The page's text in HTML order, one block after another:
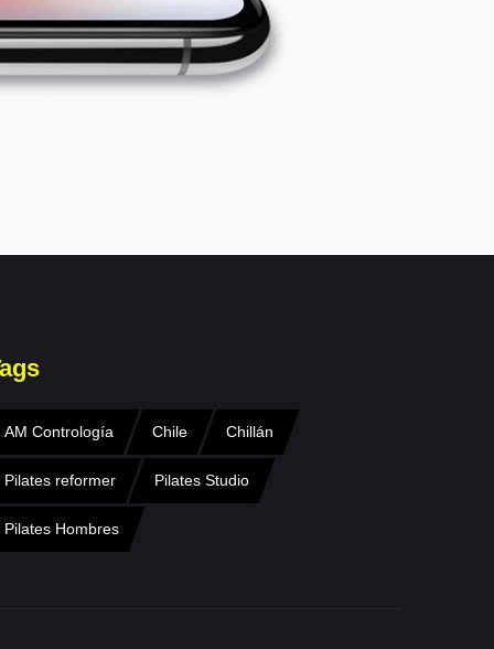
AM Contrología Chile Chillán
Pilates reformer Pilates Studio
Pilates Hombres